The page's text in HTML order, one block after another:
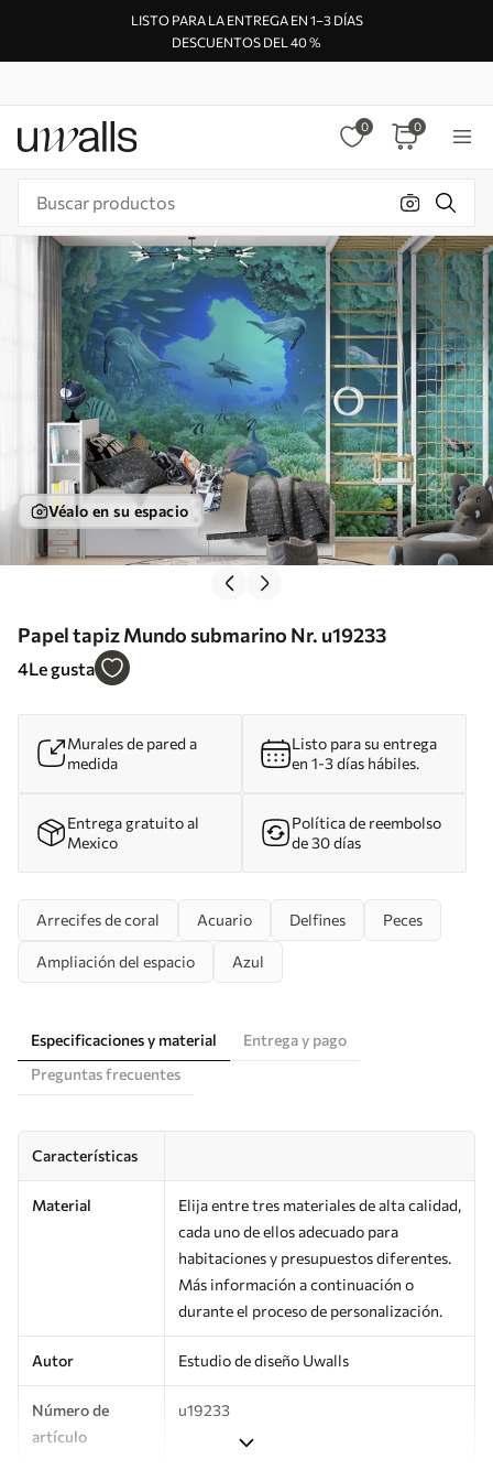
LISTO PARA LA ENTREGA EN 1–3 DÍAS
DESCUENTOS DEL 40 %
0 0
Véalo en su espacio
Papel tapiz Mundo submarino Nr. u19233
4Le gusta
Murales de pared a
medida
Listo para su entrega
en 1-3 días hábiles.
Entrega gratuito al
Mexico
Política de reembolso
de 30 días
Arrecifes de coral Acuario Delfines Peces
Ampliación del espacio Azul
Especificaciones y material
Entrega y pago
Preguntas frecuentes
Características
Material
Elija entre tres materiales de alta calidad,
cada uno de ellos adecuado para
habitaciones y presupuestos diferentes.
Más información a continuación o
durante el proceso de personalización.
Autor Estudio de diseño Uwalls
Número de
artículo
u19233